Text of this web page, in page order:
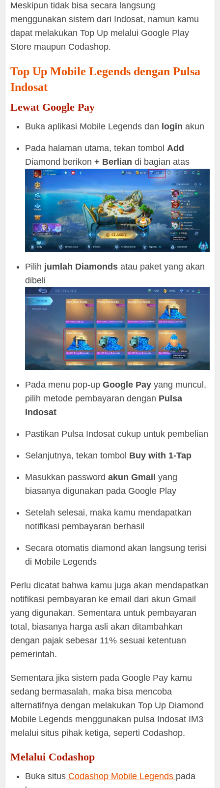
Meskipun tidak bisa secara langsung
menggunakan sistem dari Indosat, namun kamu
dapat melakukan Top Up melalui Google Play
Store maupun Codashop.
Top Up Mobile Legends dengan Pulsa
Indosat
Lewat Google Pay
Buka aplikasi Mobile Legends dan login akun
Pada halaman utama, tekan tombolAdd
Diamond berikon+ Berlian di bagian atas
Pilih jumlah Diamonds atau paket yang akan
dibeli
Pada menu pop-upGoogle Pay yang muncul,
pilih metode pembayaran dengan Pulsa
Indosat
Pastikan Pulsa Indosat cukup untuk pembelian
Selanjutnya, tekan tombol Buy with 1-Tap
Masukkan passwordakun Gmail yang
biasanya digunakan pada Google Play
Setelah selesai, maka kamu mendapatkan
notifikasi pembayaran berhasil
Secara otomatis diamond akan langsung terisi
di Mobile Legends
Perlu dicatat bahwa kamu juga akan mendapatkan
notifikasi pembayaran ke email dari akun Gmail
yang digunakan. Sementara untuk pembayaran
total, biasanya harga asli akan ditambahkan
dengan pajak sebesar 11% sesuai ketentuan
pemerintah.
Sementara jika sistem pada Google Pay kamu
sedang bermasalah, maka bisa mencoba
alternatifnya dengan melakukan Top Up Diamond
Mobile Legends menggunakan pulsa Indosat IM3
melalui situs pihak ketiga, seperti Codashop.
Melalui Codashop
Buka situs Codashop Mobile Legends pada